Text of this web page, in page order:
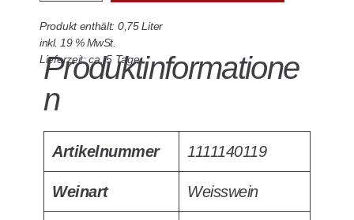
Produkt enthält: 0,75Liter
inkl. 19 % MwSt.
Lieferzeit: ca. 5 Tage
Produktinformatione
n
Artikelnummer 1111140119
Weinart Weisswein